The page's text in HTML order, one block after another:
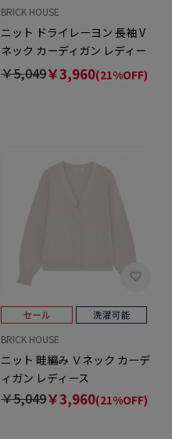
BRICK HOUSE
ニット ドライレーヨン 長袖 V
ネック カーディガン レディー
ス
￥5,049￥3,960(21%OFF)
BRICK HOUSE
ニット 畦編み Ｖネック カーデ
ィガン レディース
￥5,049￥3,960(21%OFF)